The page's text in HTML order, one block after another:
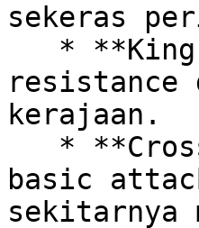
sekeras
resistance
kerajaan.
basic
sekitarnya